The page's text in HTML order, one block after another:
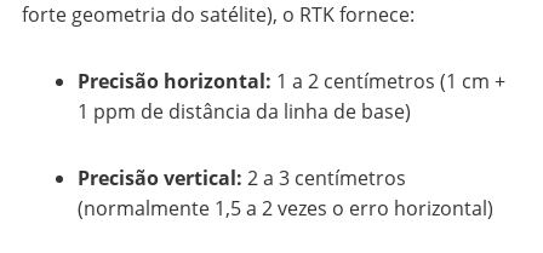
forte geometria do satélite), o RTK fornece:
Precisão horizontal: 1 a 2 centímetros (1 cm +
1 ppm de distância da linha de base)
Precisão vertical: 2 a 3 centímetros
(normalmente 1,5 a 2 vezes o erro horizontal)